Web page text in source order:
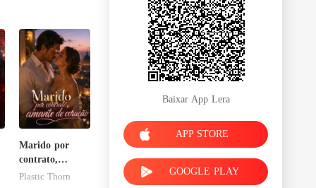
Marido por
contrato,
amante de
Plastic Thorn
Baixar App Lera
APP STORE
GOOGLE PLAY